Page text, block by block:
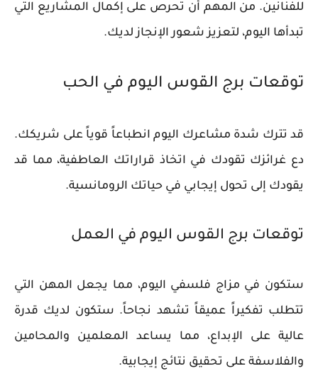
للفنانين. من المهم أن تحرص على إكمال المشاريع التي
تبدأها اليوم، لتعزيز شعور الإنجاز لديك.
توقعات برج القوس اليوم في الحب
قد تترك شدة مشاعرك اليوم انطباعاً قوياً على شريكك.
دع غرائزك تقودك في اتخاذ قراراتك العاطفية، مما قد
يقودك إلى تحول إيجابي في حياتك الرومانسية.
توقعات برج القوس اليوم في العمل
ستكون في مزاج فلسفي اليوم، مما يجعل المهن التي
تتطلب تفكيراً عميقاً تشهد نجاحاً. ستكون لديك قدرة
عالية على الإبداع، مما يساعد المعلمين والمحامين
والفلاسفة على تحقيق نتائج إيجابية.